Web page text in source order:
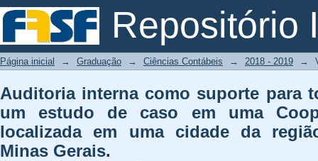
Repositório
Auditoria interna como suporte para
uma Cooperativa de Crédito
Minas Gerais.
Página inicial → Graduação → Ciências Contábeis → 2018 - 2019 →
Auditoria interna como suporte para
um estudo de caso em uma
localizada em uma cidade da
Minas Gerais.